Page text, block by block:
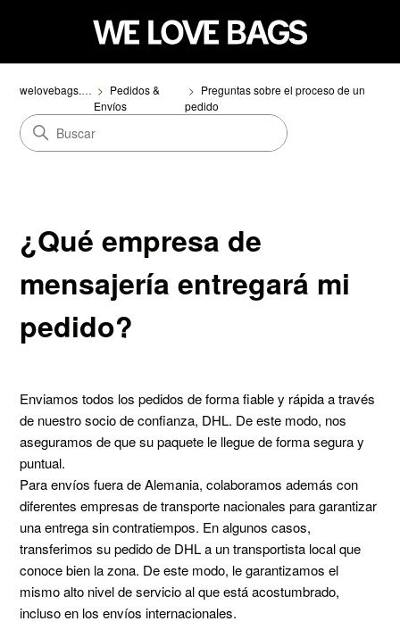
welovebags.com
Pedidos &
Envíos
Preguntas sobre el proceso de un
pedido
¿Qué empresa de
mensajería entregará mi
pedido?
Enviamos todos los pedidos de forma fiable y rápida a través
de nuestro socio de confianza, DHL. De este modo, nos
aseguramos de que su paquete le llegue de forma segura y
puntual.
Para envíos fuera de Alemania, colaboramos además con
diferentes empresas de transporte nacionales para garantizar
una entrega sin contratiempos. En algunos casos,
transferimos su pedido de DHL a un transportista local que
conoce bien la zona. De este modo, le garantizamos el
mismo alto nivel de servicio al que está acostumbrado,
incluso en los envíos internacionales.